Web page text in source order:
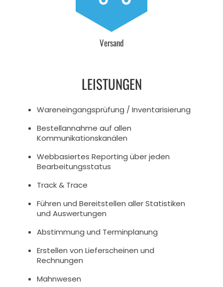
Versand
LEISTUNGEN
Waren­ein­gangs­prü­fung / Inventarisierung
Bestel­l­an­nahme auf allen
Kommunikationskanälen
Web­ba­sier­tes Reporting über jeden
Bearbeitungsstatus
Track & Trace
Füh­ren und Bereit­stel­len aller Sta­tis­ti­ken
und Auswertungen
Abstim­mung und Terminplanung
Erstel­len von Lie­fer­schei­nen und
Rechnungen
Mahnwesen